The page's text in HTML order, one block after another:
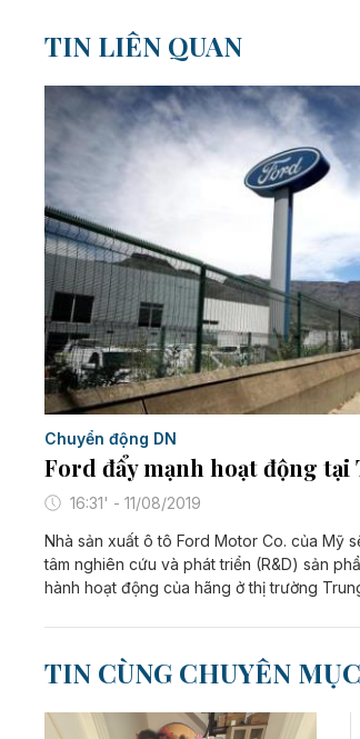
TIN LIÊN QUAN
Chuyển động DN
Ford đẩy mạnh hoạt động
16:31' - 11/08/2019
Nhà sản xuất ô tô Ford Motor Co. của Mỹ
tâm nghiên cứu và phát triển (R&D) sản
hành hoạt động của hãng ở thị trường
TIN CÙNG CHUYÊN MỤC